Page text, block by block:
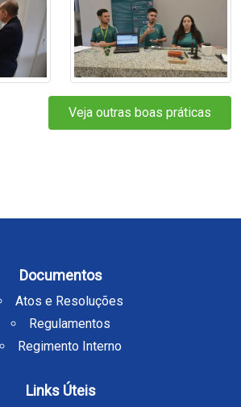
Veja outras boas práticas
Documentos
Atos e Resoluções
Regulamentos
Regimento Interno
Links Úteis